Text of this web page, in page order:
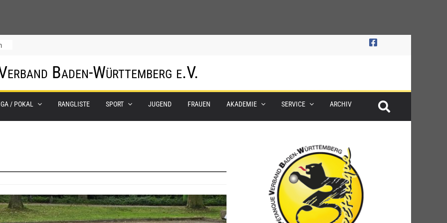
Baden-Württemberg e.V.
/ POKAL RANGLISTE SPORT JUGEND FRAUEN AKADEMIE SERVICE ARCHIV